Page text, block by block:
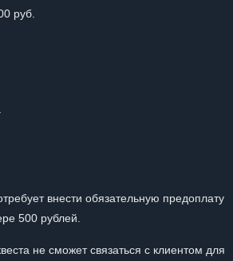
руб.
внести обязательную предоплату
500 рублей.
не сможет связаться с клиентом для